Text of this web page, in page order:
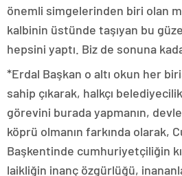
önemli simgelerinden biri olan
kalbinin üstünde taşıyan bu
hepsini yaptı. Biz de sonuna
*Erdal Başkan o altı okun her
sahip çıkarak, halkçı
görevini burada yapmanın,
köprü olmanın farkında olarak,
Başkentinde cumhuriyetçiliğin
laikliğin inanç özgürlüğü,